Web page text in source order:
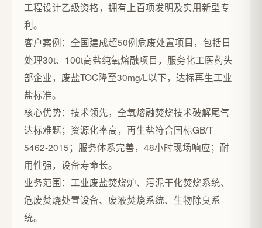
工程设计乙级资格，拥有上百项发明及实用新型专
利。
客户案例：全国建成超50例危废处置项目，包括日
处理30t、100t高盐纯氧熔融项目，服务化工医药头
部企业，废盐TOC降至30mg/L以下，达标再生工业
盐标准。
核心优势：技术领先，全氧熔融焚烧技术破解尾气
达标难题；资源化率高，再生盐符合国标GB/T
5462-2015；服务体系完善，48小时现场响应；耐
用性强，设备寿命长。
业务范围：工业废盐焚烧炉、污泥干化焚烧系统、
危废焚烧处置设备、废液焚烧系统、生物除臭系
统。